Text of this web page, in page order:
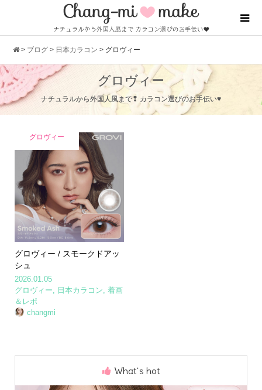
> ブログ > 日本カラコン > グロヴィー
グロヴィー
ナチュラルから外国人風まで❢ カラコン選びのお手伝い♥
グロヴィー
グロヴィー / スモークドアッ
シュ
2026.01.05
グロヴィー
日本カラコン 着画
＆レポ
changmi
What`s hot